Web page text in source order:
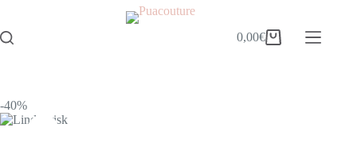
0,00€
-40%